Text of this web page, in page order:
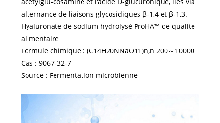
alternance de liaisons glycosidiques β-1,4 et β-1,3.
Hyaluronate de sodium hydrolysé ProHA™ de qualité
alimentaire
Formule chimique : (C14H20NNaO11)n,n 200～10000
Cas : 9067-32-7
Source : Fermentation microbienne